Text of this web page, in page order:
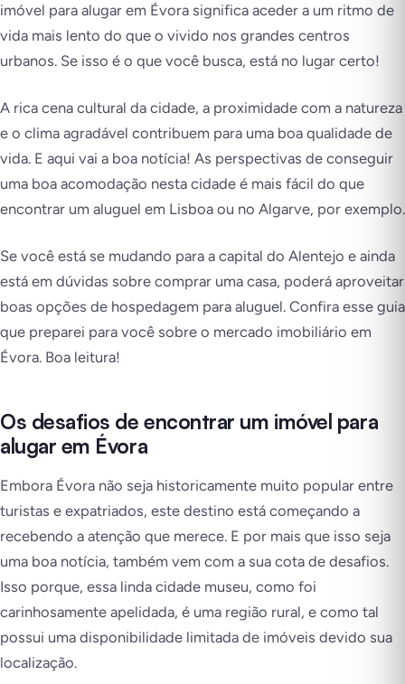
imóvel para alugar em Évora significa aceder a um ritmo de
vida mais lento do que o vivido nos grandes centros
urbanos. Se isso é o que você busca, está no lugar certo!
A rica cena cultural da cidade, a proximidade com a natureza
e o clima agradável contribuem para uma boa qualidade de
vida. E aqui vai a boa notícia! As perspectivas de conseguir
uma boa acomodação nesta cidade é mais fácil do que
encontrar um aluguel em Lisboa ou no Algarve, por exemplo.
Se você está se mudando para a capital do Alentejo e ainda
está em dúvidas sobre comprar uma casa, poderá aproveitar
boas opções de hospedagem para aluguel. Confira esse guia
que preparei para você sobre o mercado imobiliário em
Évora. Boa leitura!
Os desafios de encontrar um imóvel para
alugar em Évora
Embora Évora não seja historicamente muito popular entre
turistas e expatriados, este destino está começando a
recebendo a atenção que merece. E por mais que isso seja
uma boa notícia, também vem com a sua cota de desafios.
Isso porque, essa linda cidade museu, como foi
carinhosamente apelidada, é uma região rural, e como tal
possui uma disponibilidade limitada de imóveis devido sua
localização.